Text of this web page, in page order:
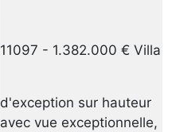
11097 - 1.382.000 € Villa
d'exception sur hauteur
avec vue exceptionnelle,